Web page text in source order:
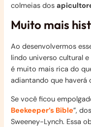
colmeias dos
Muito mais
Ao desenvolvermos
lindo universo cultural
é muito mais rica do
adiantando que haverá
Se você ficou
Beekeeper’s Bible”,
Sweeney-Lynch. Essa